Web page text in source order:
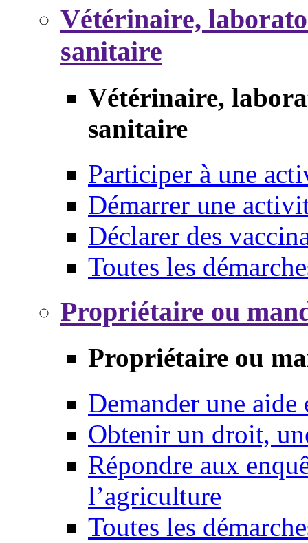
Vétérinaire,
sanitaire
Vétérinaire,
sanitaire
Participer à une
Démarrer une
Déclarer des
Toutes les
Propriétaire ou
Propriétaire ou
Demander une aide
Obtenir un droit,
Répondre aux
l’agriculture
Toutes les